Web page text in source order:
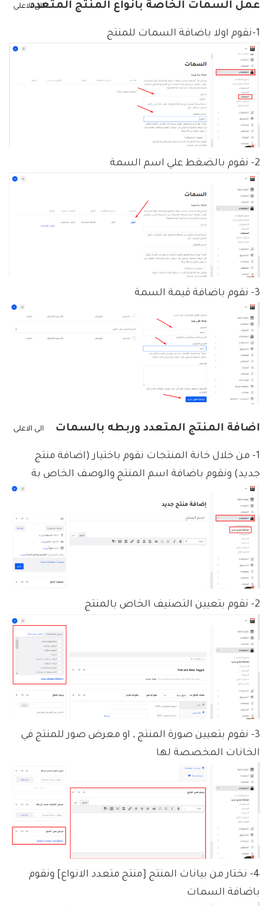
عمل السمات الخاصة بانواع المنتج المتعدد
الى الاعلى
1-نقوم اولا باضافة السمات للمنتج
2- نقوم بالضغط علي اسم السمة
3- نقوم باضافة قيمة السمة
اضافة المنتج المتعدد وربطه بالسمات الى الاعلى
1- من خلال خانة المنتجات نقوم باختيار (اضافة منتج
جديد) ونقوم باضافة اسم المنتج والوصف الخاص بة
2- نقوم بتعيين التصنيف الخاص بالمنتج
3- نقوم بتعيين صورة المنتج , او معرض صور للمنتج في
الخانات المخصصة لها
4- نختار من بيانات المنتج [منتج متعدد الانواع] ونقوم
باضافة السمات